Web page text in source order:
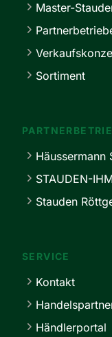
Master-
Sortiment
Häussermann
STAUDEN-
Stauden
SERVICE
Kontakt
Händlerportal